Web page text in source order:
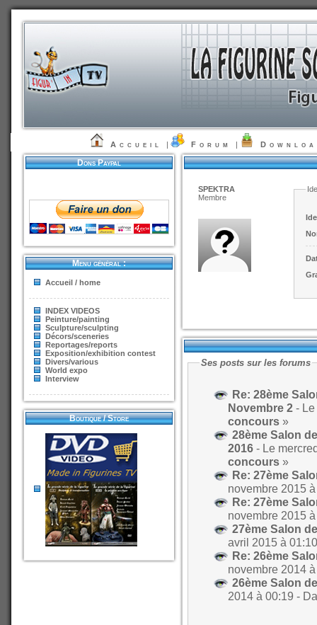
Accueil | Forum |
Dons Paypal
Menu général :
Accueil / home
INDEX VIDEOS
Peinture/painting
Sculpture/sculpting
Décors/sceneries
Reportages/reports
Exposition/exhibition contest
Divers/various
World expo
Interview
Boutique / Store
SPEKTRA
Membre
Ses posts sur les forums
Re: 28ème
Novembre 2
concours »
28ème Salon
2016
concours »
Re: 27ème
Re: 27ème
27ème Salon
Re: 26ème
26ème Salon
2014 à